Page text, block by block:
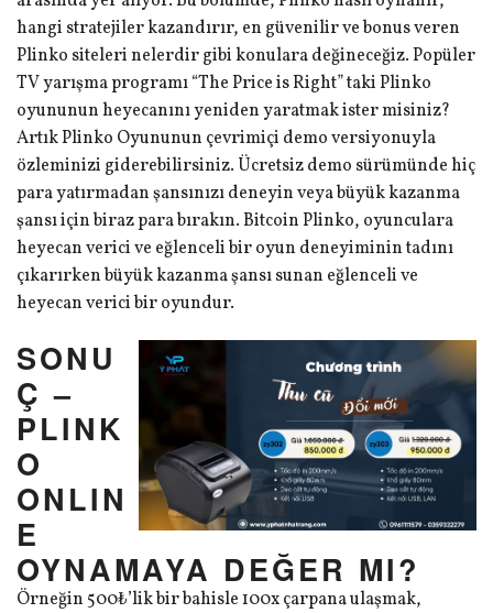
hangi stratejiler kazandırır, en güvenilir ve bonus veren
Plinko siteleri nelerdir gibi konulara değineceğiz. Popüler
TV yarışma programı “The Price is Right” taki Plinko
oyununun heyecanını yeniden yaratmak ister misiniz?
Artık Plinko Oyununun çevrimiçi demo versiyonuyla
özleminizi giderebilirsiniz. Ücretsiz demo sürümünde hiç
para yatırmadan şansınızı deneyin veya büyük kazanma
şansı için biraz para bırakın. Bitcoin Plinko, oyunculara
heyecan verici ve eğlenceli bir oyun deneyiminin tadını
çıkarırken büyük kazanma şansı sunan eğlenceli ve
heyecan verici bir oyundur.
SONU
Ç –
PLINK
O
ONLIN
E
OYNAMAYA DEĞER MI?
Örneğin 500₺’lik bir bahisle 100x çarpana ulaşmak,